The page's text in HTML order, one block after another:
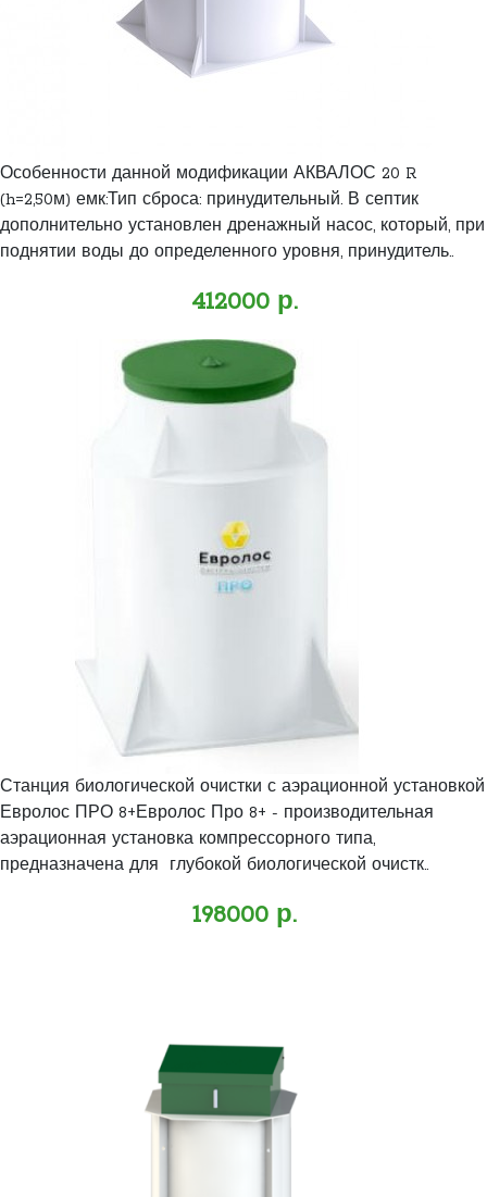
Особенности данной модификации АКВАЛОС 20 R
(h=2,50м) емк:Тип сброса: принудительный. В септик
дополнительно установлен дренажный насос, который, при
поднятии воды до определенного уровня, принудитель..
412000 р.
Станция биологической очистки с аэрационной установкой
Евролос ПРО 8+Евролос Про 8+ - производительная
аэрационная установка компрессорного типа,
предназначена для глубокой биологической очистк..
198000 р.